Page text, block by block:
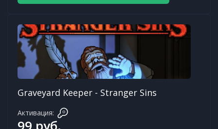
Graveyard Keeper - Stranger Sins
Активация:
99 руб.